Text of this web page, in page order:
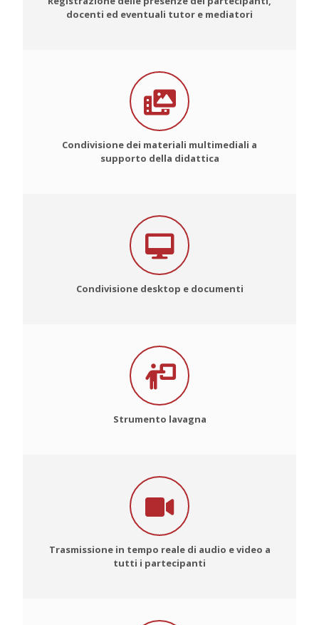
docenti ed eventuali tutor e mediatori
Condivisione dei materiali multimediali a
supporto della didattica
Condivisione desktop e documenti
Strumento lavagna
Trasmissione in tempo reale di audio e video a
tutti i partecipanti